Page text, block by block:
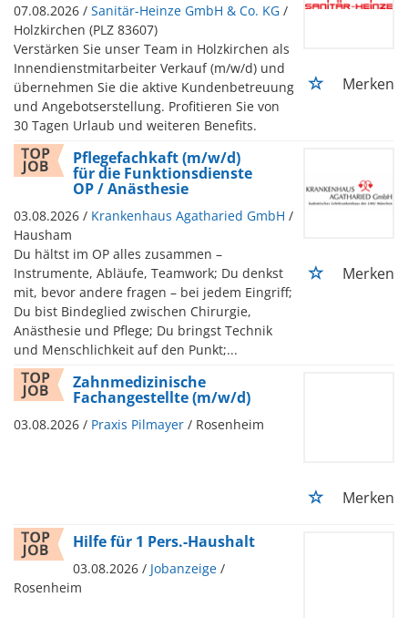
07.08.2026 / Sanitär-Heinze GmbH & Co. KG /
Holzkirchen (PLZ 83607)
Verstärken Sie unser Team in Holzkirchen als
Innendienstmitarbeiter Verkauf (m/w/d) und
übernehmen Sie die aktive Kundenbetreuung
und Angebotserstellung. Profitieren Sie von
30 Tagen Urlaub und weiteren Benefits.
Merken
Pflegefachkaft (m/w/d)
für die Funktionsdienste
OP / Anästhesie
03.08.2026 / Krankenhaus Agatharied GmbH /
Hausham
Du hältst im OP alles zusammen –
Instrumente, Abläufe, Teamwork; Du denkst
mit, bevor andere fragen – bei jedem Eingriff;
Du bist Bindeglied zwischen Chirurgie,
Anästhesie und Pflege; Du bringst Technik
und Menschlichkeit auf den Punkt;...
Merken
Zahnmedizinische
Fachangestellte (m/w/d)
03.08.2026 / Praxis Pilmayer / Rosenheim
Merken
Hilfe für 1 Pers.-Haushalt
03.08.2026 / Jobanzeige /
Rosenheim